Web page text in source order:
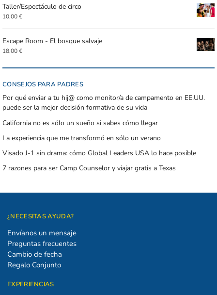
Taller/Espectáculo de circo
10,00€
Escape Room - El bosque salvaje
18,00€
CONSEJOS PARA PADRES
Por qué enviar a tu hij@ como monitor/a de campamento en EE.UU.
puede ser la mejor decisión formativa de su vida
California no es sólo un sueño si sabes cómo llegar
La experiencia que me transformó en sólo un verano
Visado J-1 sin drama: cómo Global Leaders USA lo hace posible
7 razones para ser Camp Counselor y viajar gratis a Texas
¿NECESITAS AYUDA?
Envíanos un mensaje
Preguntas frecuentes
Cambio de fecha
Regalo Conjunto
EXPERIENCIAS